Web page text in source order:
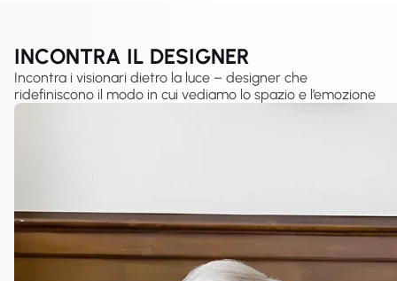
INCONTRA IL DESIGNER
Incontra i visionari dietro la luce – designer che
ridefiniscono il modo in cui vediamo lo spazio e l’emozione